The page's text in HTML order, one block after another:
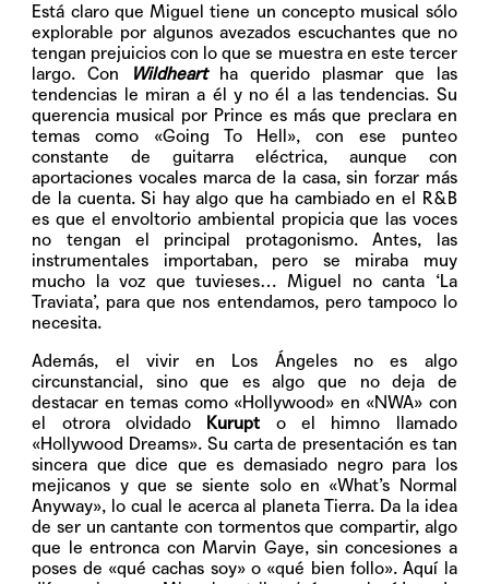
Está claro que Miguel tiene un concepto musical sólo
explorable por algunos avezados escuchantes que no
tengan prejuicios con lo que se muestra en este tercer
largo. Con
Wildheartha querido plasmar que las
tendencias le miran a él y no él a las tendencias. Su
querencia musical por Prince es más que preclara en
temas como «Going To Hell», con ese punteo
constante de guitarra eléctrica, aunque con
aportaciones vocales marca de la casa, sin forzar más
de la cuenta. Si hay algo que ha cambiado en el R&B
es que el envoltorio ambiental propicia que las voces
no tengan el principal protagonismo. Antes, las
instrumentales importaban, pero se miraba muy
mucho la voz que tuvieses… Miguel no canta ‘La
Traviata’, para que nos entendamos, pero tampoco lo
necesita.
Además, el vivir en Los Ángeles no es algo
circunstancial, sino que es algo que no deja de
destacar en temas como «Hollywood» en «NWA» con
el otrora olvidado
Kurupt o el himno llamado
«Hollywood Dreams». Su carta de presentación es tan
sincera que dice que es demasiado negro para los
mejicanos y que se siente solo en «What’s Normal
Anyway», lo cual le acerca al planeta Tierra. Da la idea
de ser un cantante con tormentos que compartir, algo
que le entronca con Marvin Gaye, sin concesiones a
poses de «qué cachas soy» o «qué bien follo». Aquí la